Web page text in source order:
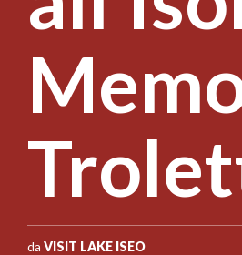
da VISIT LAKE ISEO